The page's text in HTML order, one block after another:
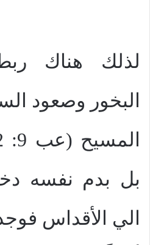
لذلك هناك
البخور وصعود
بل بدم نفسه
الي الأقداس